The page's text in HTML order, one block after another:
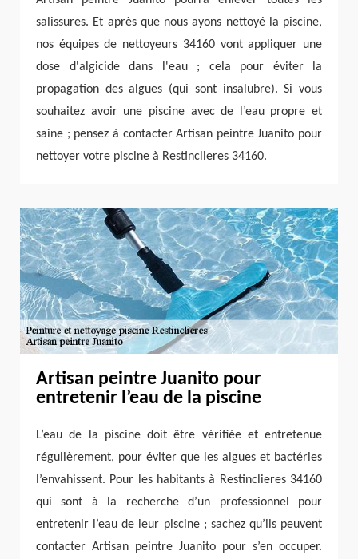
salissures. Et après que nous ayons nettoyé la piscine,
nos équipes de nettoyeurs 34160 vont appliquer une
dose d'algicide dans l'eau ; cela pour éviter la
propagation des algues (qui sont insalubre). Si vous
souhaitez avoir une piscine avec de l’eau propre et
saine ; pensez à contacter Artisan peintre Juanito pour
nettoyer votre piscine à Restinclieres 34160.
Artisan peintre Juanito pour
entretenir l’eau de la piscine
L’eau de la piscine doit être vérifiée et entretenue
régulièrement, pour éviter que les algues et bactéries
l’envahissent. Pour les habitants à Restinclieres 34160
qui sont à la recherche d’un professionnel pour
entretenir l’eau de leur piscine ; sachez qu’ils peuvent
contacter Artisan peintre Juanito pour s’en occuper.